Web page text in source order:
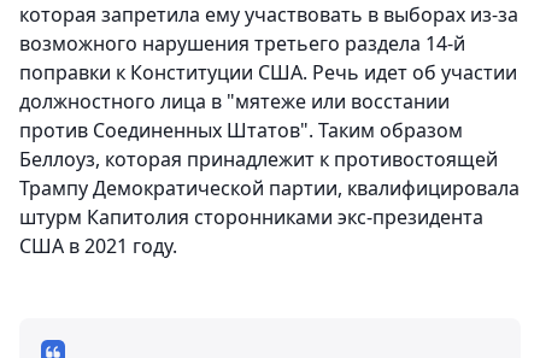
которая запретила ему участвовать в выборах из-за
возможного нарушения третьего раздела 14-й
поправки к Конституции США. Речь идет об участии
должностного лица в "мятеже или восстании
против Соединенных Штатов". Таким образом
Беллоуз, которая принадлежит к противостоящей
Трампу Демократической партии, квалифицировала
штурм Капитолия сторонниками экс-президента
США в 2021 году.